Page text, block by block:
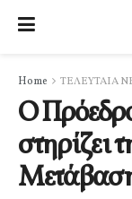
Home ΤΕΛΕΥΤΑΙΑ
Ο
στηρίζει